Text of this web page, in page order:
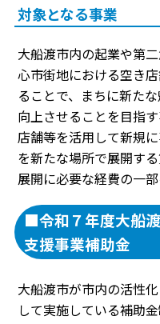
対象となる事業
大船渡市内の起業や第
心市街地における空き
ることで、まちに新た
向上させることを目指
店舗等を活用して新規
を新たな場所で展開す
展開に必要な経費の一部
■令和７年度大船
支援事業補助金
大船渡市が市内の活性
して実施している補助金